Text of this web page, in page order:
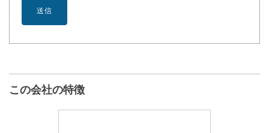
この会社の特徴